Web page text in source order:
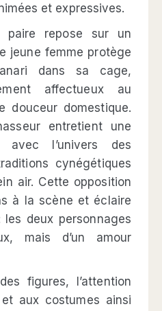
et expressives.
repose sur un
jeune femme protège
dans sa cage,
affectueux au
douceur domestique.
entretient une
avec l’univers des
cynégétiques
air. Cette opposition
à la scène et éclaire
deux personnages
mais d’un amour
figures, l’attention
aux costumes ainsi